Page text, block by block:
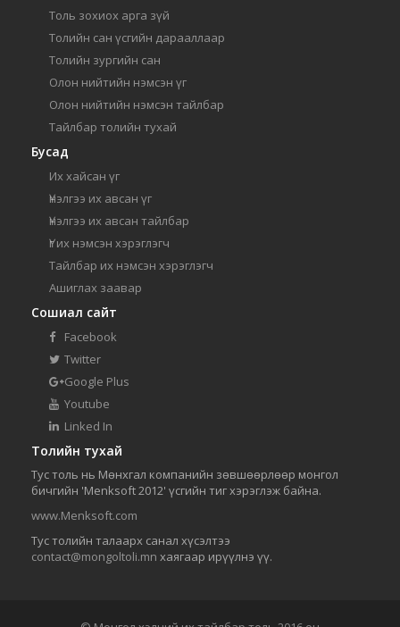
Толь зохиох арга зүй
Толийн сан үсгийн дарааллаар
Толийн зургийн сан
Олон нийтийн нэмсэн үг
Олон нийтийн нэмсэн тайлбар
Тайлбар толийн тухай
Бусад
Их хайсан үг
Үнэлгээ их авсан үг
Үнэлгээ их авсан тайлбар
Үг их нэмсэн хэрэглэгч
Тайлбар их нэмсэн хэрэглэгч
Ашиглах заавар
Сошиал сайт
Facebook
Twitter
Google Plus
Youtube
Linked In
Толийн тухай
Тус толь нь Мөнхгал компанийн зөвшөөрлөөр монгол
бичгийн 'Menksoft 2012' үсгийн тиг хэрэглэж байна.
www.Menksoft.com
Тус толийн талаарх санал хүсэлтээ
contact@mongoltoli.mn хаягаар ирүүлнэ үү.